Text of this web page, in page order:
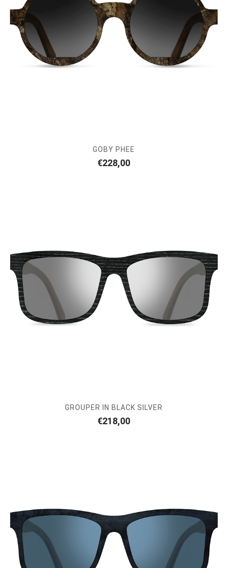
GOBY PHEE
€228,00
GROUPER IN BLACK SILVER
€218,00